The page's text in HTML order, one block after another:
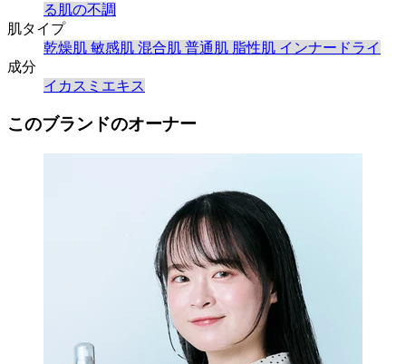
る肌の不調
肌タイプ
乾燥肌 敏感肌 混合肌 普通肌 脂性肌 インナードライ
成分
イカスミエキス
このブランドのオーナー